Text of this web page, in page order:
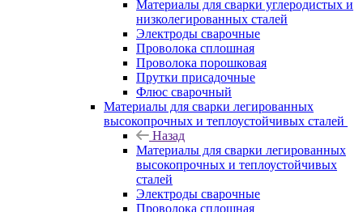
Материалы для сварки углеродистых и
низколегированных сталей
Электроды сварочные
Проволока сплошная
Проволока порошковая
Прутки присадочные
Флюс сварочный
Материалы для сварки легированных
высокопрочных и теплоустойчивых сталей
Назад
Материалы для сварки легированных
высокопрочных и теплоустойчивых
сталей
Электроды сварочные
Проволока сплошная